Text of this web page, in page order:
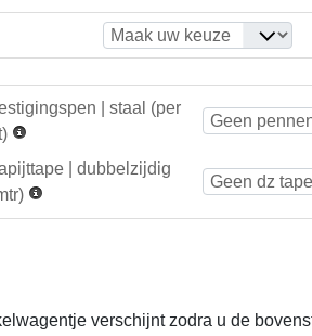
| staal (per
| dubbelzijdig
verschijnt zodra u de